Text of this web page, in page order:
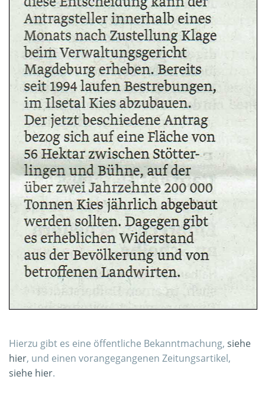
Hierzu gibt es eine öffentliche Bekanntmachung, siehe
hier, und einen vorangegangenen Zeitungsartikel,
siehe hier.